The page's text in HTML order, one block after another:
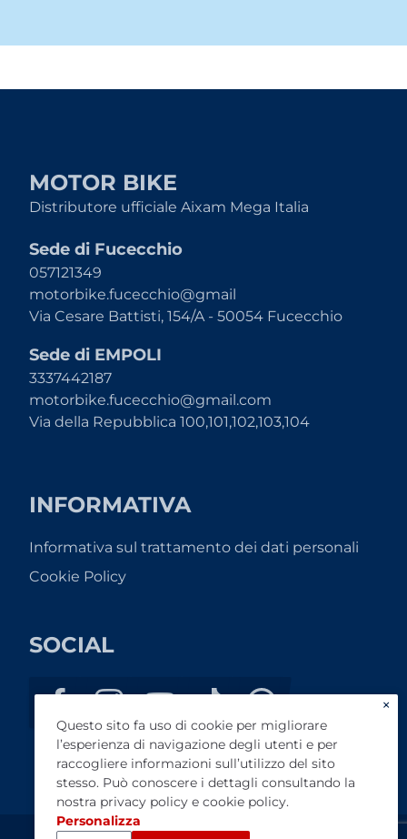
MOTOR BIKE
Distributore ufficiale Aixam Mega Italia
Sede di Fucecchio
057121349
motorbike.fucecchio@gmail
Via Cesare Battisti, 154/A - 50054 Fucecchio
Sede di EMPOLI
3337442187
motorbike.fucecchio@gmail.com
Via della Repubblica 100,101,102,103,104
INFORMATIVA
Informativa sul trattamento dei dati personali
Cookie Policy
SOCIAL
×
Questo sito fa uso di cookie per migliorare
l’esperienza di navigazione degli utenti e per
raccogliere informazioni sull’utilizzo del sito
stesso. Può conoscere i dettagli consultando la
nostra privacy policy e cookie policy.
Personalizza